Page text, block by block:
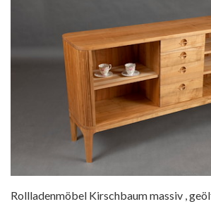
Rollladenmöbel Kirschbaum massiv ,